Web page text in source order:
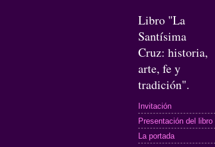
Libro "La
Santísima
Cruz: historia,
arte, fe y
tradición".
Invitación
Presentación del libro
La portada